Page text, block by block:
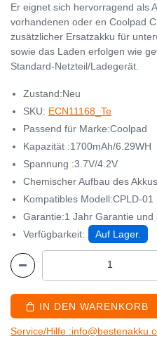
Er eignet sich hervorragend als
vorhandenen oder en Coolpad
zusätzlicher Ersatzakku für
sowie das Laden erfolgen wie
Standard-Netzteil/Ladegerät.
Zustand:Neu
SKU: ECN11168_Te
Passend für Marke:Coolpad
Kapazität :1700mAh/6.29WH
Spannung :3.7V/4.2V
Chemischer Aufbau des
Kompatibles Modell:CPLD-01
Garantie:1 Jahr Garantie und
Verfügbarkeit:
Auf Lager.
IN DEN WARENKORB
Service/Hilfe